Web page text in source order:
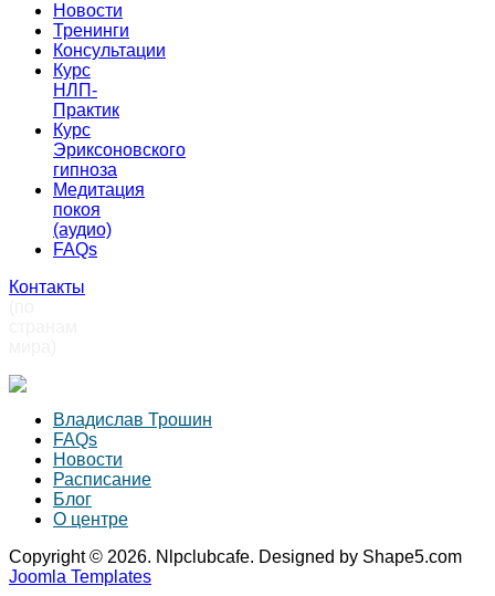
Новости
Тренинги
Консультации
Курс
НЛП-
Практик
Курс
Эриксоновского
гипноза
Медитация
покоя
(аудио)
FAQs
Контакты
Владислав Трошин
FAQs
Новости
Расписание
Блог
О центре
Copyright © 2026. Nlpclubcafe. Designed by Shape5.com
Joomla Templates